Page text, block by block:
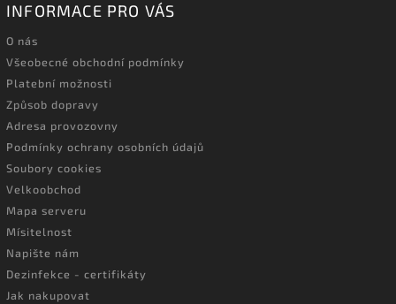
INFORMACE PRO VÁS
O nás
Všeobecné obchodní podmínky
Platební možnosti
Způsob dopravy
Adresa provozovny
Podmínky ochrany osobních údajů
Soubory cookies
Velkoobchod
Mapa serveru
Mísitelnost
Napište nám
Dezinfekce - certifikáty
Jak nakupovat